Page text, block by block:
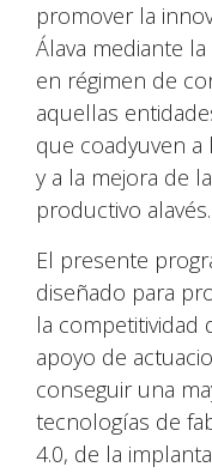
promover la
Álava mediante
en régimen de
aquellas
que coadyuven
y a la mejora de
productivo alavés.
El presente
diseñado para
la competitividad
apoyo de
conseguir una
tecnologías de
4.0, de la